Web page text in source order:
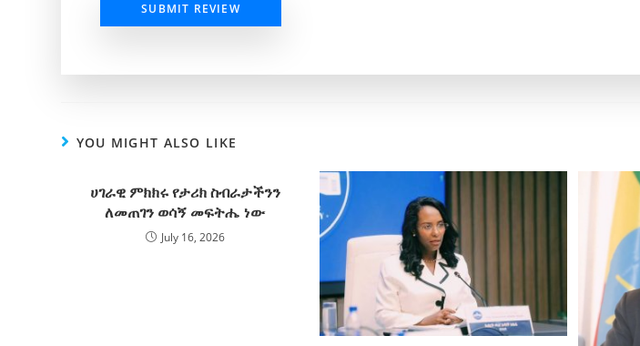
SUBMIT REVIEW
YOU MIGHT ALSO LIKE
ሀገራዊ ምክክሩ የታሪክ ስብራታችንን
ለመጠገን ወሳኝ መፍትሔ ነው
July 16, 2026